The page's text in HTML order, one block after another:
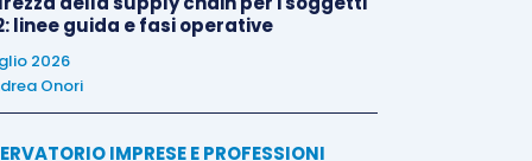
linee guida e fasi operative
2026
Onori
IMPRESE E PROFESSIONI